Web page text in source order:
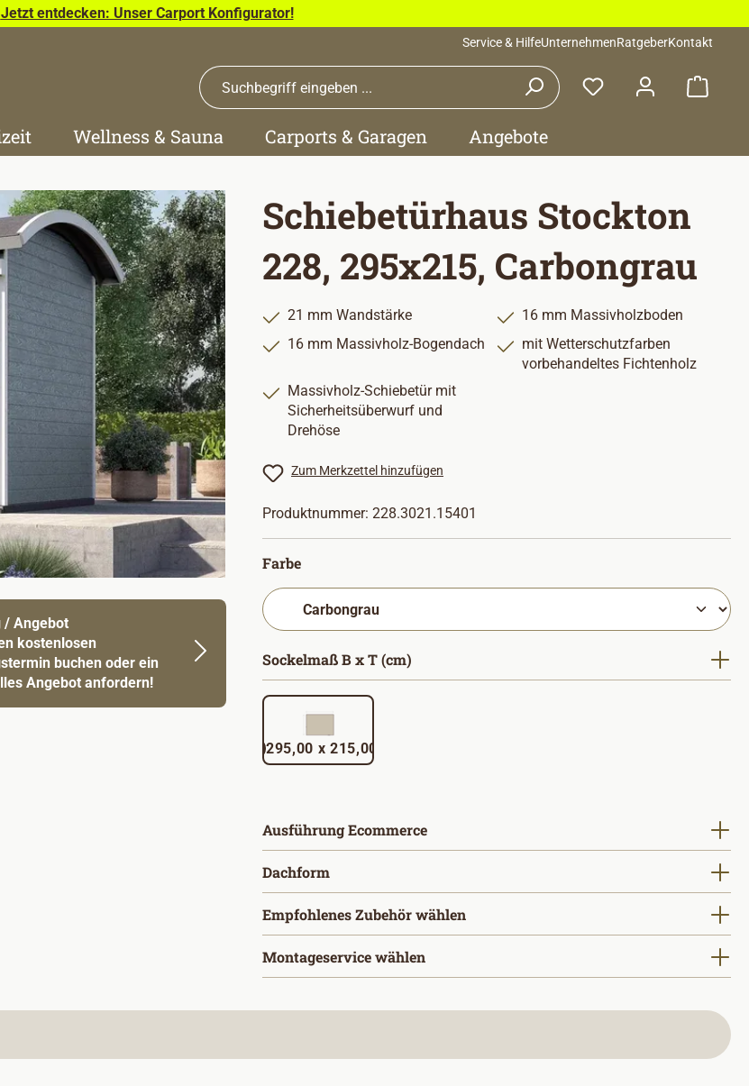
Jetzt entdecken: Unser Carport Konfigurator!
Service & HilfeUnternehmenRatgeberKontakt
Wellness & Sauna Carports & Garagen Angebote
/ Angebot
kostenlosen
buchen oder ein
Angebot anfordern!
Schiebetürhaus Stockton
228, 295x215, Carbongrau
21 mm Wandstärke
16 mm Massivholzboden
16 mm Massivholz-Bogendach
mit Wetterschutzfarben
vorbehandeltes Fichtenholz
Massivholz-Schiebetür mit
Sicherheitsüberwurf und
Drehöse
Zum Merkzettel hinzufügen
Produktnummer: 228.3021.15401
Farbeauswählen
Sockelmaß B x T (cm)
295,00 x 215,00
Ausführung Ecommerceauswählen
Dachform
Empfohlenes Zubehör wählen
Montageservice wählen